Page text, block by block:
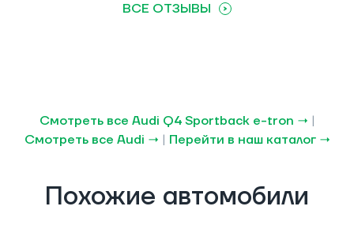
ВСЕ ОТЗЫВЫ
Смотреть все Audi Q4 Sportback e-tron → |
Смотреть все Audi → | Перейти в наш каталог →
Похожие автомобили